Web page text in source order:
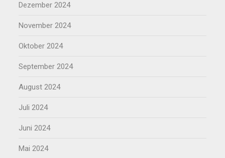
Dezember 2024
November 2024
Oktober 2024
September 2024
August 2024
Juli 2024
Juni 2024
Mai 2024